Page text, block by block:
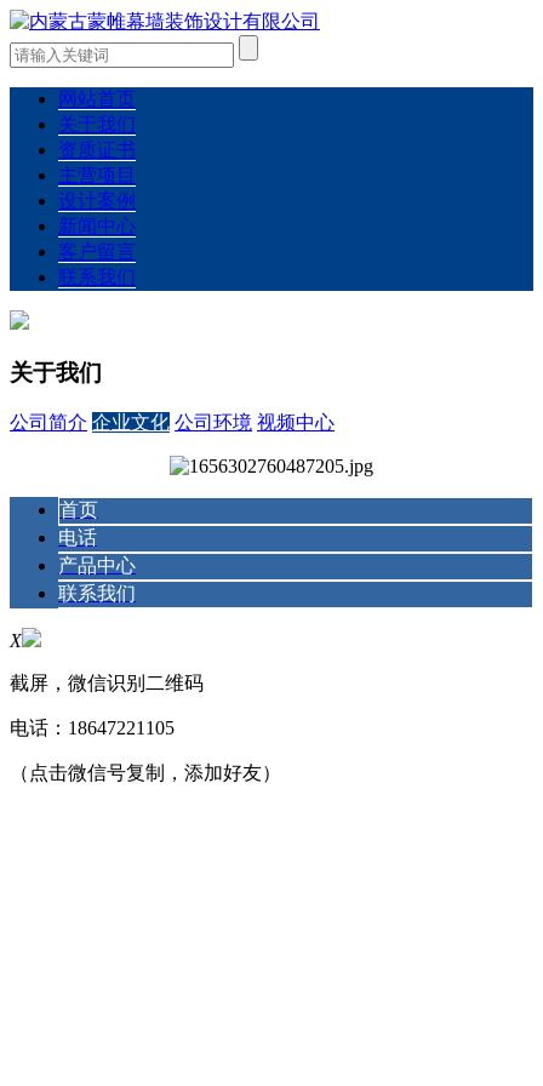
网站首页
关于我们
资质证书
主营项目
设计案例
新闻中心
客户留言
联系我们
关于我们
公司简介 企业文化 公司环境 视频中心
首页
电话
产品中心
联系我们
X
截屏，微信识别二维码
电话： 18647221105
（点击微信号复制，添加好友）